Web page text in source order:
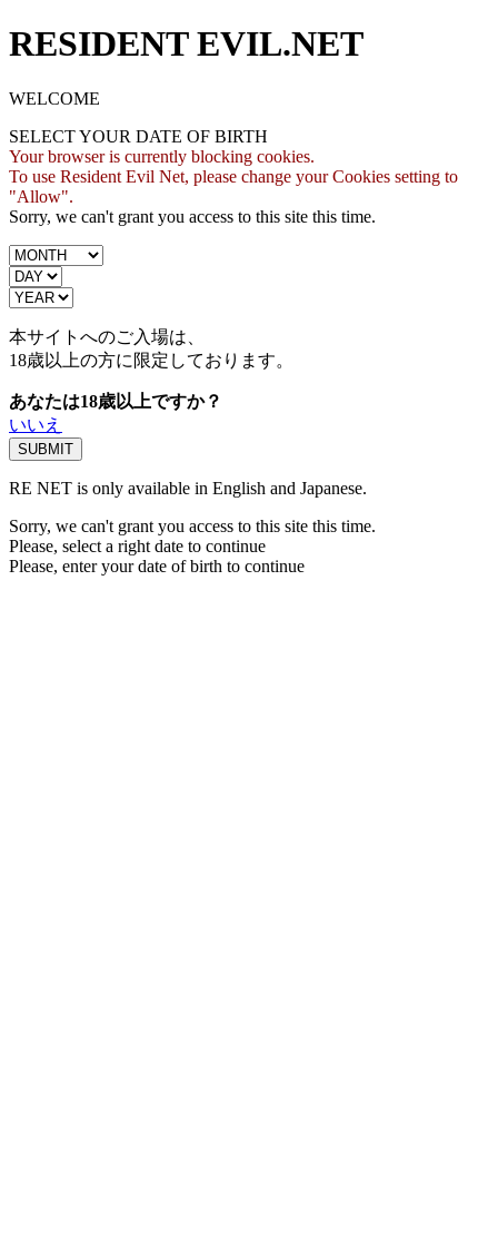
RESIDENT EVIL.NET
WELCOME
SELECT YOUR DATE OF BIRTH
Your browser is currently blocking cookies.
To use Resident Evil Net, please change your Cookies setting to
"Allow".
Sorry, we can't grant you access to this site this time.
本サイトへのご入場は、
18歳以上の方に限定しております。
あなたは18歳以上ですか？
いいえ
RE NET is only available in English and Japanese.
Sorry, we can't grant you access to this site this time.
Please, select a right date to continue
Please, enter your date of birth to continue